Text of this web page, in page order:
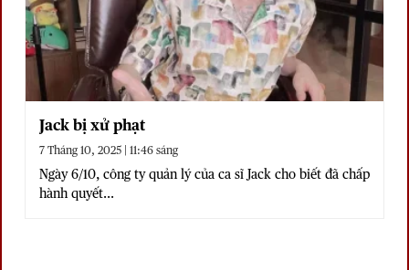
Jack bị xử phạt
7 Tháng 10, 2025 | 11:46 sáng
Ngày 6/10, công ty quản lý của ca sĩ Jack cho biết đã chấp
hành quyết...